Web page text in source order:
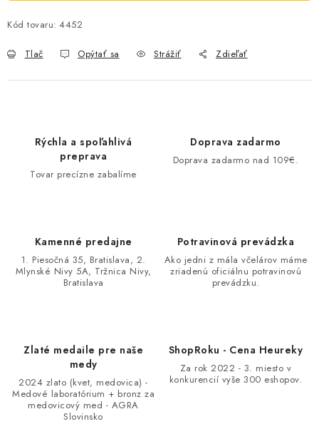
Vrátenie tovaru, výmena a reklamácie
Kód tovaru: 4452
Tlač Opýtať sa Strážiť Zdieľať
Rýchla a spoľahlivá
preprava
Tovar precízne zabalíme
Doprava zadarmo
Doprava zadarmo nad 109€.
Kamenné predajne
1. Piesočná 35, Bratislava, 2.
Mlynské Nivy 5A, Tržnica Nivy,
Bratislava
Potravinová prevádzka
Ako jedni z mála včelárov máme
zriadenú oficiálnu potravinovú
prevádzku.
Zlaté medaile pre naše
medy
2024 zlato (kvet, medovica) -
Medové laboratórium + bronz za
medovicový med - AGRA
Slovinsko
ShopRoku - Cena Heureky
Za rok 2022 - 3. miesto v
konkurencií vyše 300 eshopov.